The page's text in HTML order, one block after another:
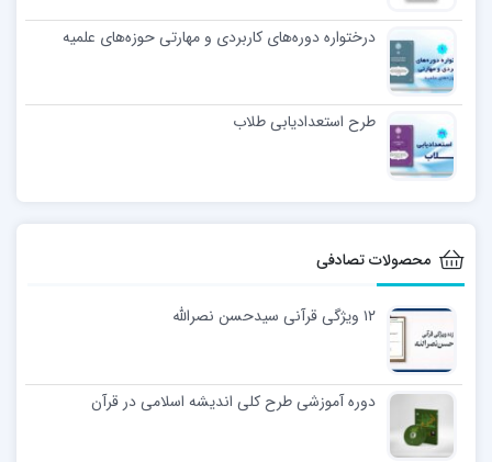
درختواره دوره‌های کاربردی و مهارتی حوزه‌های علمیه
طرح استعدادیابی طلاب
محصولات تصادفی
۱۲ ویژگی قرآنی سیدحسن نصرالله
دوره آموزشی طرح کلی اندیشه اسلامی در قرآن